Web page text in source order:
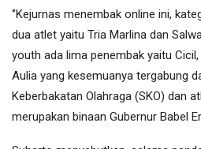
‘’Kejurnas menembak online ini,
dua atlet yaitu Tria Marlina dan
youth ada lima penembak yaitu
Aulia yang kesemuanya tergabung
Keberbakatan Olahraga (SKO) dan
merupakan binaan Gubernur Babel